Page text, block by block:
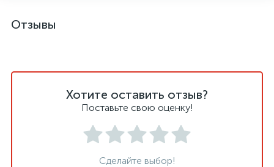
Отзывы
Хотите оставить отзыв?
Поставьте свою оценку!
Сделайте выбор!